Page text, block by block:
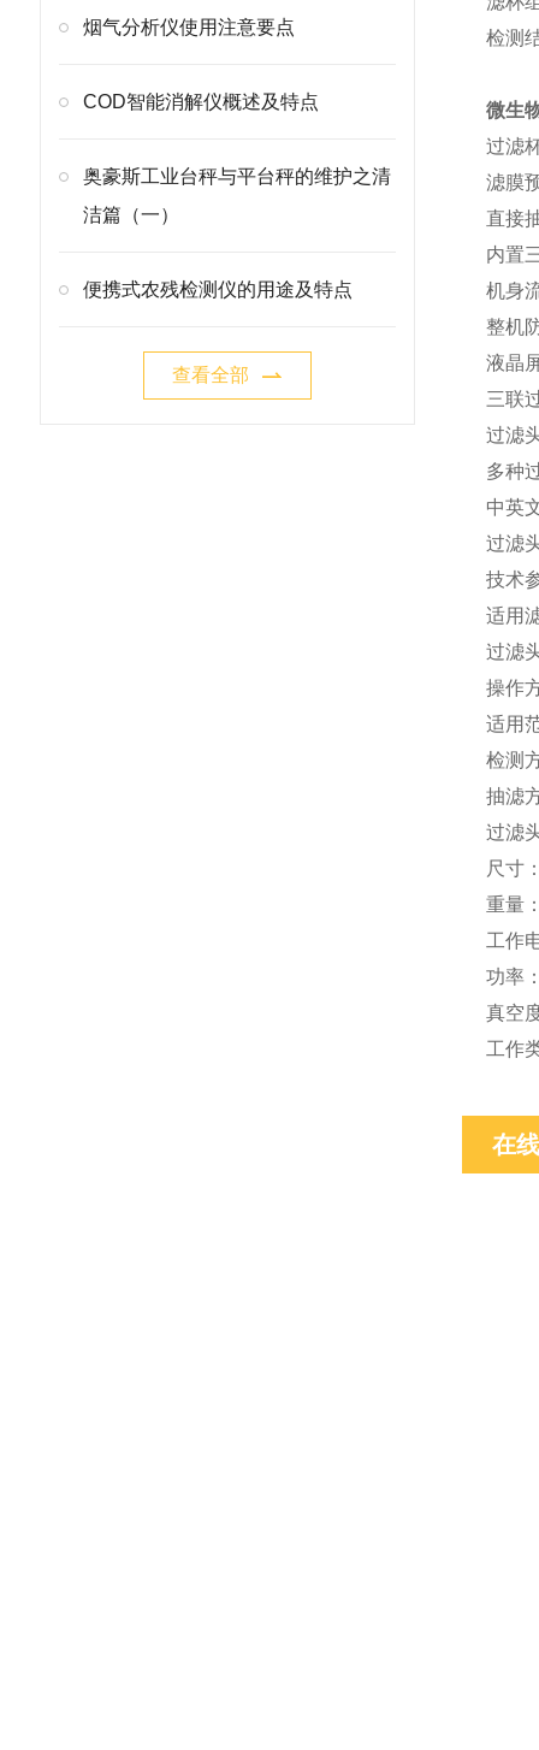
烟气分析仪使用注意要点
COD智能消解仪概述及特点
奥豪斯工业台秤与平台秤的维护之清
洁篇（一）
便携式农残检测仪的用途及特点
查看全部
检测
微生
过滤
滤膜
直接
内置
机身
整机
液晶
三联
过滤
多种
中英
过滤
技术
适用
过滤
操作
适用
检测
抽滤
过滤
尺寸
重量
工作
功率
真空
工作
在